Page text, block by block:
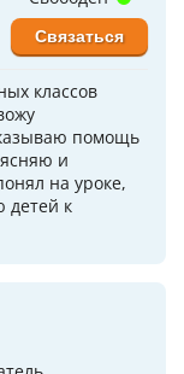
классов
помощь
и
на уроке,
детей к
Связаться